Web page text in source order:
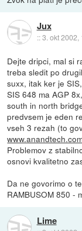
Jux
::3. okt 2002,
Dejte dripci, mal si
treba sledit po
suxx, itak ker je
SIS 648 ma AGP
south in north
predvsem je eden
vseh 3 rezah (to
Problemov z
osnovi kvalitetno
Da ne govorimo o
RAMBUSOM 850 -
Lime